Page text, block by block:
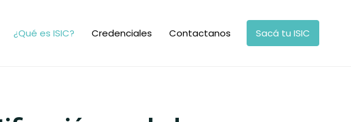
¿Qué es ISIC? Credenciales Contactanos Sacá tu ISIC